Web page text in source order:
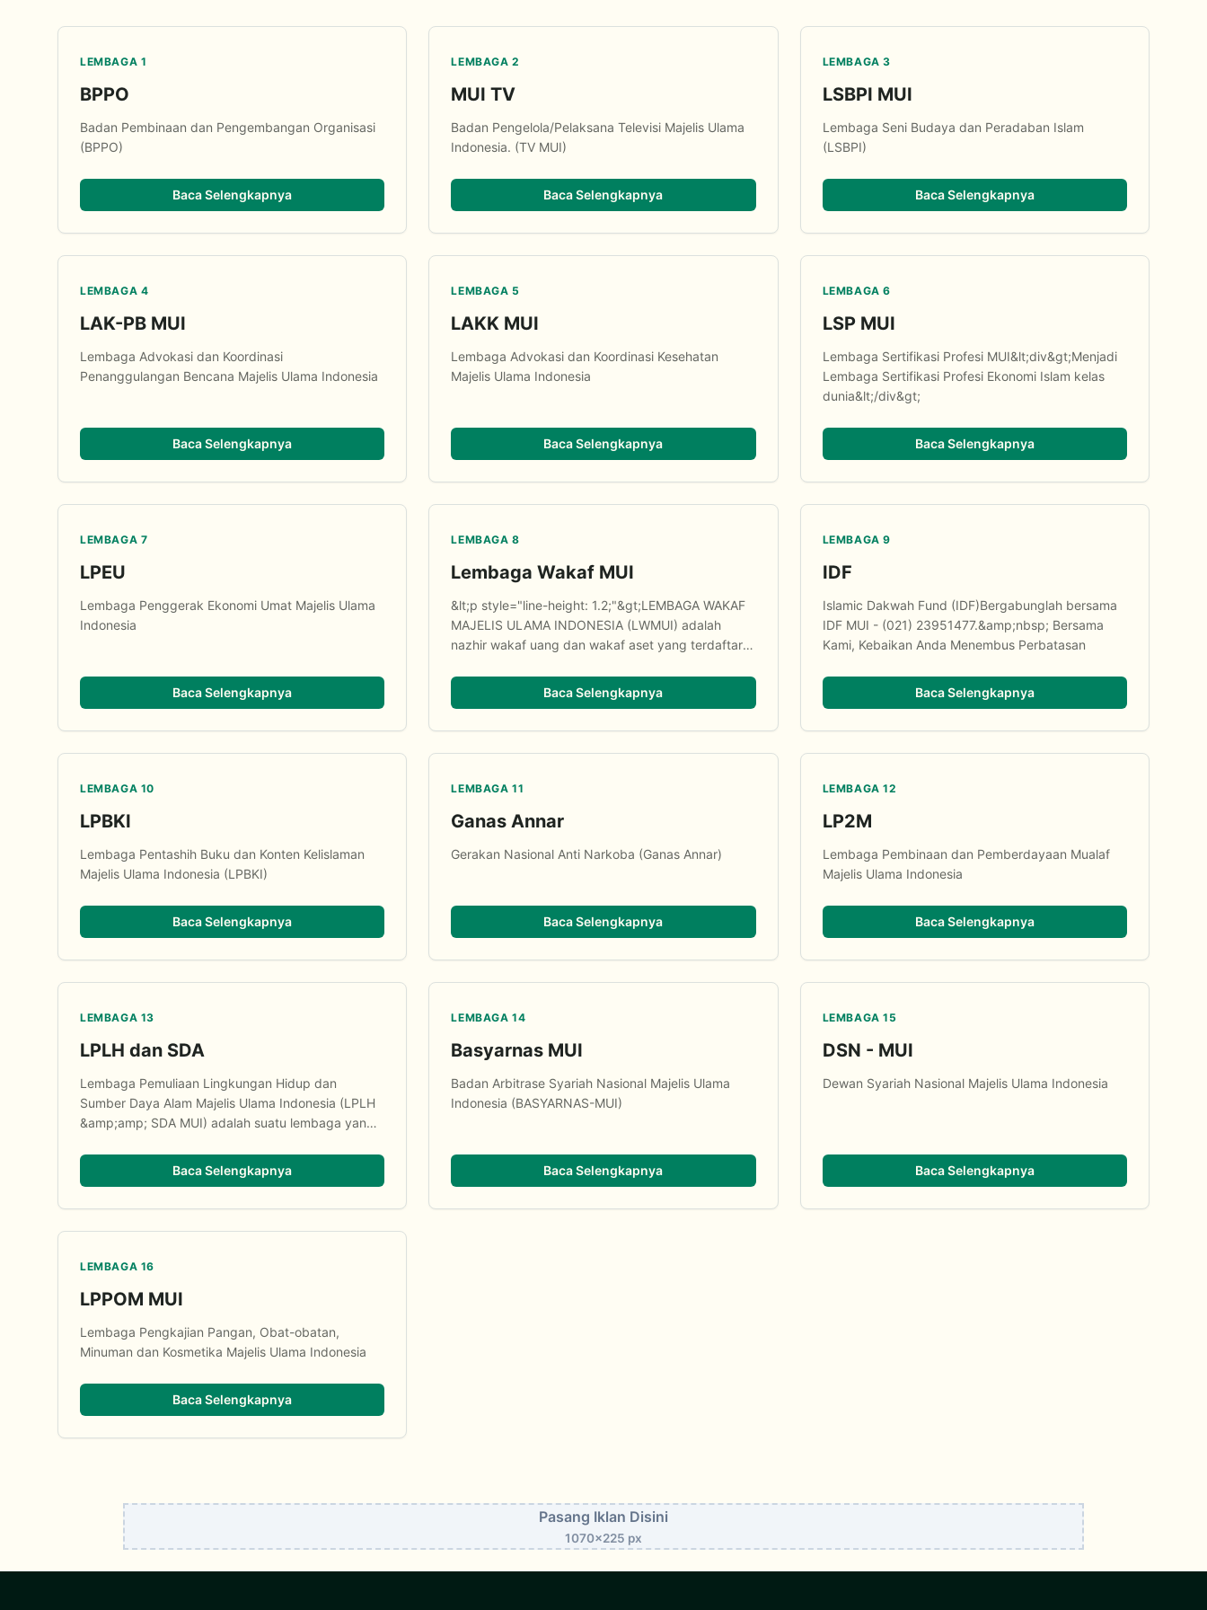
LEMBAGA 1
BPPO
Badan Pembinaan dan Pengembangan Organisasi
(BPPO)
Baca Selengkapnya
LEMBAGA 2
MUI TV
Badan Pengelola/Pelaksana Televisi Majelis Ulama
Indonesia. (TV MUI)
Baca Selengkapnya
LEMBAGA 3
LSBPI MUI
Lembaga Seni Budaya dan Peradaban Islam
(LSBPI)
Baca Selengkapnya
LEMBAGA 4
LAK-PB MUI
Lembaga Advokasi dan Koordinasi
Penanggulangan Bencana Majelis Ulama Indonesia
Baca Selengkapnya
LEMBAGA 5
LAKK MUI
Lembaga Advokasi dan Koordinasi Kesehatan
Majelis Ulama Indonesia
Baca Selengkapnya
LEMBAGA 6
LSP MUI
Lembaga Sertifikasi Profesi MUI&lt;div&gt;Menjadi
Lembaga Sertifikasi Profesi Ekonomi Islam kelas
dunia&lt;/div&gt;
Baca Selengkapnya
LEMBAGA 7
LPEU
Lembaga Penggerak Ekonomi Umat Majelis Ulama
Indonesia
Baca Selengkapnya
LEMBAGA 8
Lembaga Wakaf MUI
&lt;p style="line-height: 1.2;"&gt;LEMBAGA WAKAF
MAJELIS ULAMA INDONESIA (LWMUI) adalah
nazhir wakaf uang dan wakaf aset yang terdaftar
Baca Selengkapnya
LEMBAGA 9
IDF
Islamic Dakwah Fund (IDF)Bergabunglah bersama
IDF MUI - (021) 23951477.&amp;nbsp; Bersama
Kami, Kebaikan Anda Menembus Perbatasan
Baca Selengkapnya
LEMBAGA 10
LPBKI
Lembaga Pentashih Buku dan Konten Kelislaman
Majelis Ulama Indonesia (LPBKI)
Baca Selengkapnya
LEMBAGA 11
Ganas Annar
Gerakan Nasional Anti Narkoba (Ganas Annar)
Baca Selengkapnya
LEMBAGA 12
LP2M
Lembaga Pembinaan dan Pemberdayaan Mualaf
Majelis Ulama Indonesia
Baca Selengkapnya
LEMBAGA 13
LPLH dan SDA
Lembaga Pemuliaan Lingkungan Hidup dan
Sumber Daya Alam Majelis Ulama Indonesia (LPLH
&amp;amp; SDA MUI) adalah suatu lembaga yang
Maj...
Baca Selengkapnya
LEMBAGA 14
Basyarnas MUI
Badan Arbitrase Syariah Nasional Majelis Ulama
Indonesia (BASYARNAS-MUI)
Baca Selengkapnya
LEMBAGA 15
DSN - MUI
Dewan Syariah Nasional Majelis Ulama Indonesia
Baca Selengkapnya
LEMBAGA 16
LPPOM MUI
Lembaga Pengkajian Pangan, Obat-obatan,
Minuman dan Kosmetika Majelis Ulama Indonesia
Baca Selengkapnya
Pasang Iklan Disini
1070x225 px